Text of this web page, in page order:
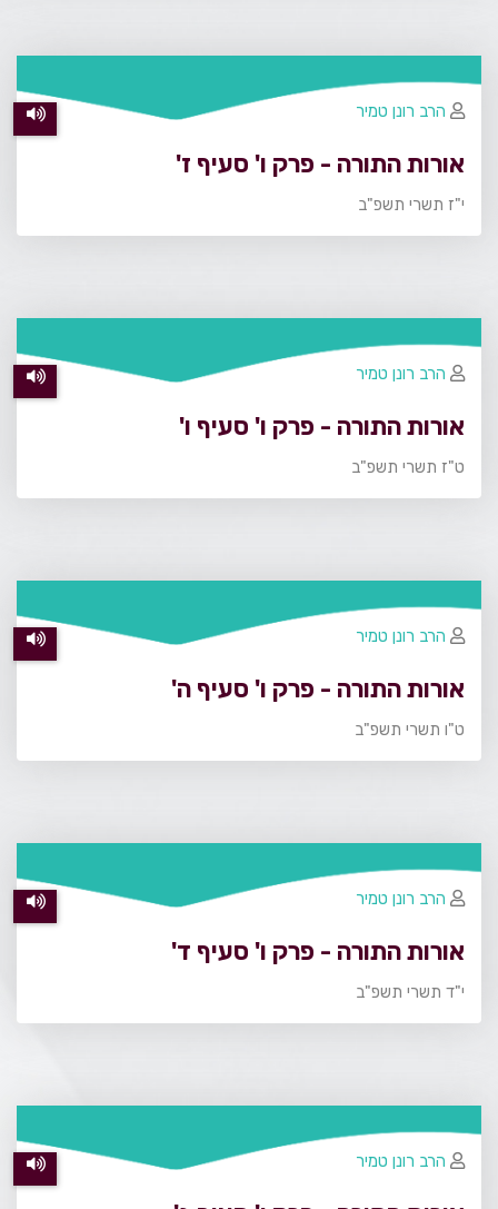
אורות התורה - פרק ו' סעיף ז'
י"ז תשרי תשפ"ב
הרב רונן טמיר
אורות התורה - פרק ו' סעיף ו'
ט"ז תשרי תשפ"ב
הרב רונן טמיר
אורות התורה - פרק ו' סעיף ה'
ט"ו תשרי תשפ"ב
הרב רונן טמיר
אורות התורה - פרק ו' סעיף ד'
י"ד תשרי תשפ"ב
הרב רונן טמיר
הרב רונן טמיר